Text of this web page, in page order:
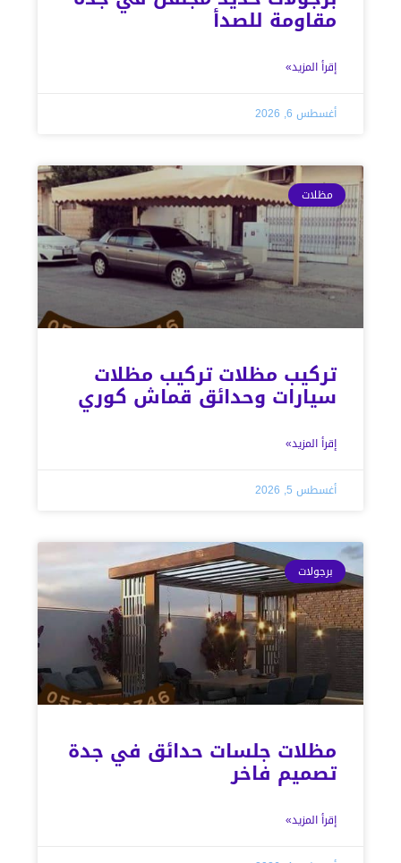
مقاومة للصدأ
إقرأ المزيد»
أغسطس 6, 2026
مظلات
تركيب مظلات تركيب مظلات
سيارات وحدائق قماش كوري
إقرأ المزيد»
أغسطس 5, 2026
برجولات
مظلات جلسات حدائق في جدة
تصميم فاخر
إقرأ المزيد»